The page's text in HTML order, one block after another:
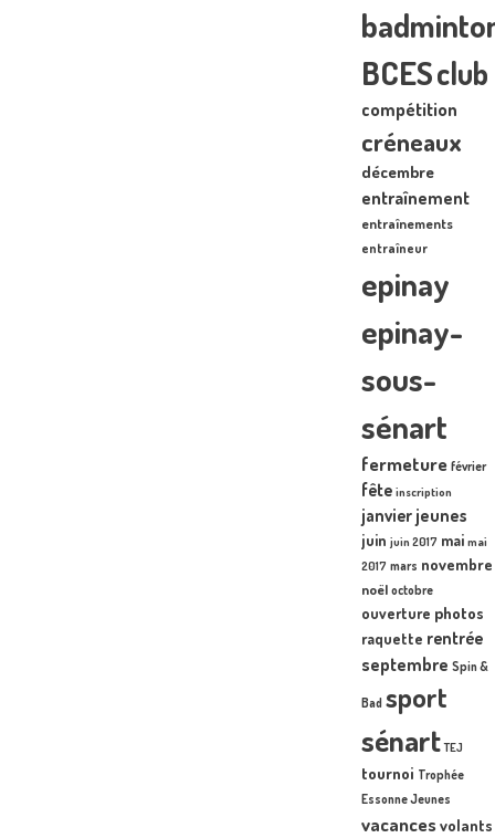
BCESclub
compétition
créneaux
décembre
entraînement
entraînements
entraîneur
epinay
epinay-
sous-
sénart
fermeture février
fête inscription
janvier jeunes
juin juin 2017 mai mai
2017 mars novembre
noël octobre
ouverture photos
raquette rentrée
septembre Spin &
Bad sport
sénart TEJ
tournoi Trophée
Essonne Jeunes
vacancesvolants